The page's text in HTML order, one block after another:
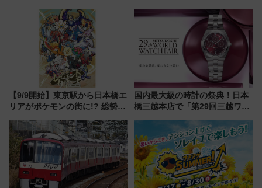
用してストレスフリー旅へ行こ
【9/9開始】東京駅から日本橋エ
リアがポケモンの街に!? 総勢
リサーチ」本格謎解き・グッズ
情報まとめ
国内最大級の時計の祭典！日本
橋三越本店で「第29回三越ワー
【2026年8月5日～25日】